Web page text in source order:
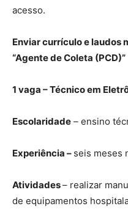
acesso.
Enviar currículo e laudos
“Agente de Coleta (PCD)”
1 vaga – Técnico em
Escolaridade – ensino
Experiência – seis meses
Atividades– realizar
de equipamentos